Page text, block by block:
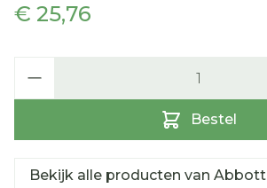
€ 25,76
Bestel
Bekijk alle producten van Abbott